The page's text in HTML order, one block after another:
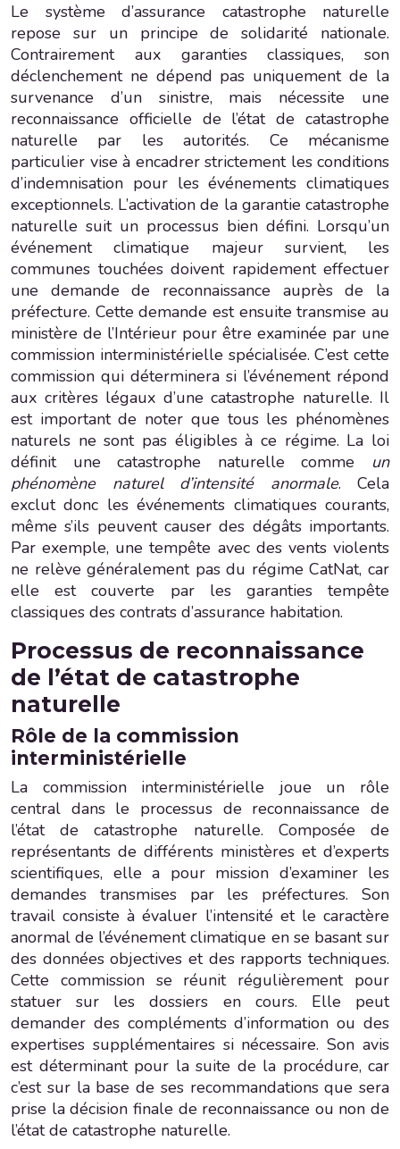
Le système d’assurance catastrophe naturelle
repose sur un principe de solidarité nationale.
Contrairement aux garanties classiques, son
déclenchement ne dépend pas uniquement de la
survenance d’un sinistre, mais nécessite une
reconnaissance officielle de l’état de catastrophe
naturelle par les autorités. Ce mécanisme
particulier vise à encadrer strictement les conditions
d’indemnisation pour les événements climatiques
exceptionnels. L’activation de la garantie catastrophe
naturelle suit un processus bien défini. Lorsqu’un
événement climatique majeur survient, les
communes touchées doivent rapidement effectuer
une demande de reconnaissance auprès de la
préfecture. Cette demande est ensuite transmise au
ministère de l’Intérieur pour être examinée par une
commission interministérielle spécialisée. C’est cette
commission qui déterminera si l’événement répond
aux critères légaux d’une catastrophe naturelle. Il
est important de noter que tous les phénomènes
naturels ne sont pas éligibles à ce régime. La loi
définit une catastrophe naturelle comme un
phénomène naturel d’intensité anormale. Cela
exclut donc les événements climatiques courants,
même s’ils peuvent causer des dégâts importants.
Par exemple, une tempête avec des vents violents
ne relève généralement pas du régime CatNat, car
elle est couverte par les garanties tempête
classiques des contrats d’assurance habitation.
Processus de reconnaissance
de l’état de catastrophe
naturelle
Rôle de la commission
interministérielle
La commission interministérielle joue un rôle
central dans le processus de reconnaissance de
l’état de catastrophe naturelle. Composée de
représentants de différents ministères et d’experts
scientifiques, elle a pour mission d’examiner les
demandes transmises par les préfectures. Son
travail consiste à évaluer l’intensité et le caractère
anormal de l’événement climatique en se basant sur
des données objectives et des rapports techniques.
Cette commission se réunit régulièrement pour
statuer sur les dossiers en cours. Elle peut
demander des compléments d’information ou des
expertises supplémentaires si nécessaire. Son avis
est déterminant pour la suite de la procédure, car
c’est sur la base de ses recommandations que sera
prise la décision finale de reconnaissance ou non de
l’état de catastrophe naturelle.